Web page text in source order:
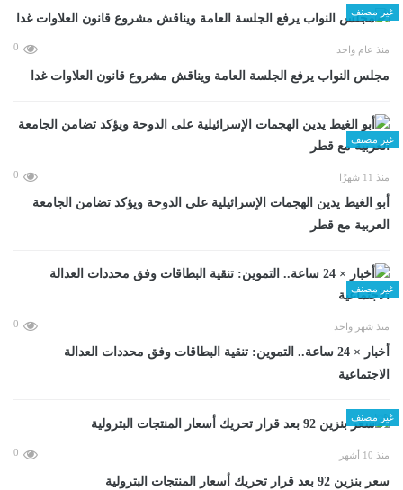
غير مصنف
منذ عام واحد 0
مجلس النواب يرفع الجلسة العامة ويناقش مشروع قانون العلاوات غدا
غير مصنف
منذ 11 شهرًا 0
أبو الغيط يدين الهجمات الإسرائيلية على الدوحة ويؤكد تضامن الجامعة
العربية مع قطر
غير مصنف
منذ شهر واحد 0
أخبار × 24 ساعة.. التموين: تنقية البطاقات وفق محددات العدالة
الاجتماعية
غير مصنف
منذ 10 أشهر 0
سعر بنزين 92 بعد قرار تحريك أسعار المنتجات البترولية